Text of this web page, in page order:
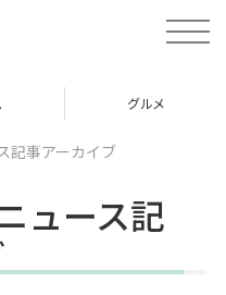
toggle
グルメ
記事アーカイブ
ュース記